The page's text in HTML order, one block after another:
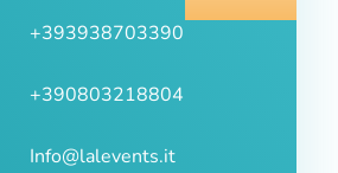
+393938703390
+390803218804
Info@lalevents.it